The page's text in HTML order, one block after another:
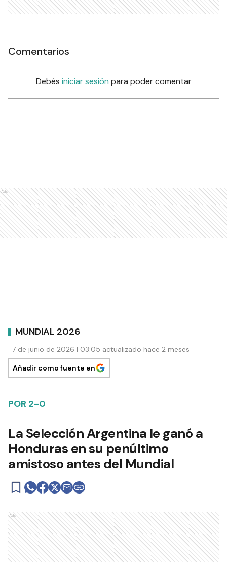
Comentarios
Debés iniciar sesión para poder comentar
Ads
MUNDIAL 2026
7 de junio de 2026 | 03:05 actualizado hace 2 meses
Añadir como fuente en
POR 2-0
La Selección Argentina le ganó a
Honduras en su penúltimo
amistoso antes del Mundial
Ads